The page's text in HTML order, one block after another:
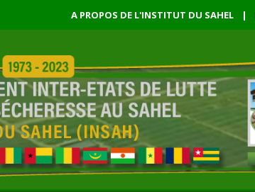
A PROPOS DE L'INSTITUT DU SAHEL |